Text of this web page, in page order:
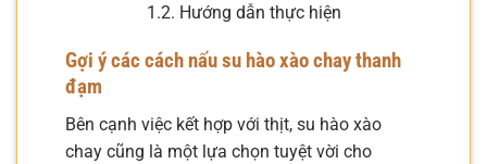
1.2. Hướng dẫn thực hiện
Gợi ý các cách nấu su hào xào chay thanh
đạm
Bên cạnh việc kết hợp với thịt, su hào xào
chay cũng là một lựa chọn tuyệt vời cho